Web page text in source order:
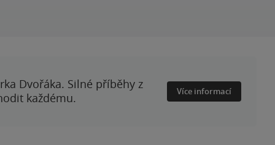
Dvořáka. Silné příběhy z
každému.
Více informací